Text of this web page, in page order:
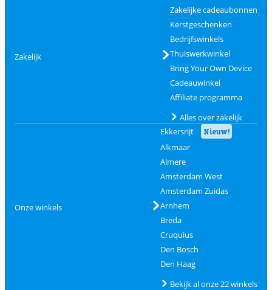
Zakelijk
Zakelijke cadeaubonnen
Kerstgeschenken
Bedrijfswinkels
Thuiswerkwinkel
Bring Your Own Device
Cadeauwinkel
Affiliate programma
Alles over zakelijk
Onze winkels
Ekkersrijt Nieuw!
Alkmaar
Almere
Amsterdam West
Amsterdam Zuidas
Arnhem
Breda
Cruquius
Den Bosch
Den Haag
Bekijk al onze 22 winkels